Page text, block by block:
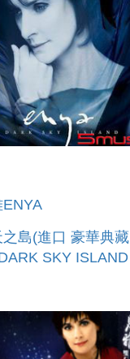
之島(進口 豪華典藏
SKY ISLAND